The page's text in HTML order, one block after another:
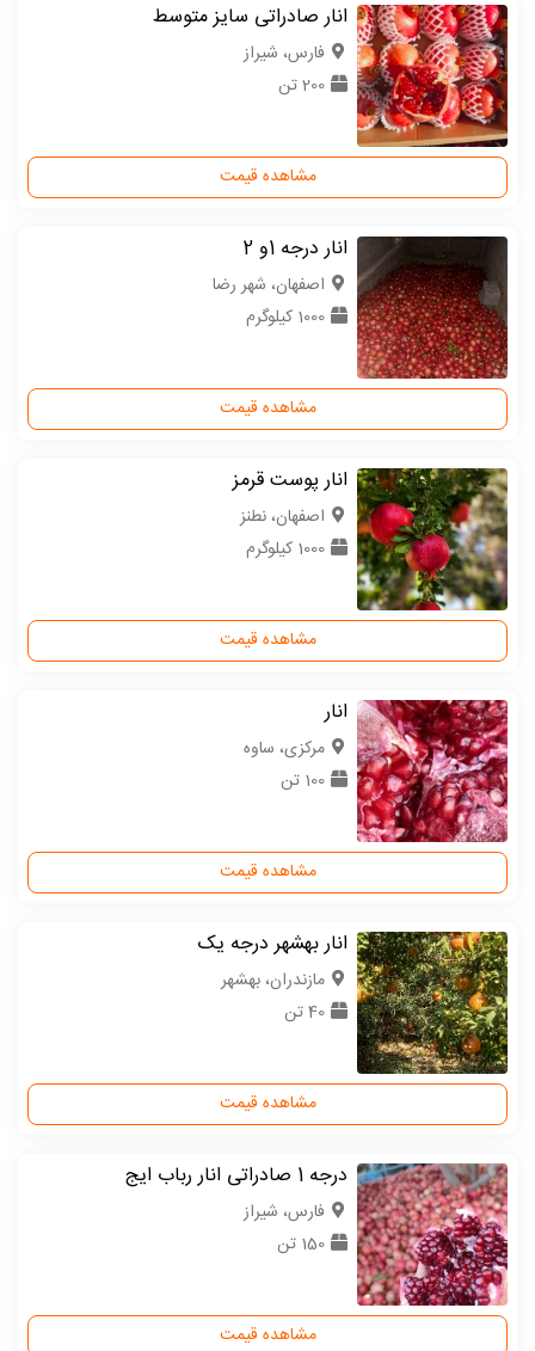
انار صادراتی سایز متوسط
فارس، شیراز
200 تن
مشاهده قیمت
انار درجه 1و 2
اصفهان، شهر رضا
1000 کیلوگرم
مشاهده قیمت
انار پوست قرمز
اصفهان، نطنز
1000 کیلوگرم
مشاهده قیمت
انار
مركزی، ساوه
100 تن
مشاهده قیمت
انار بهشهر درجه یک
مازندران، بهشهر
40 تن
مشاهده قیمت
درجه 1 صادراتی انار رباب ایج
فارس، شیراز
150 تن
مشاهده قیمت